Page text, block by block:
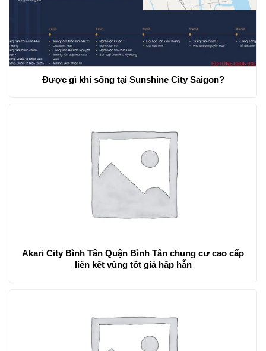
Được gì khi sống tại Sunshine City Saigon?
Akari City Bình Tân Quận Bình Tân chung cư cao cấp
liên kết vùng tốt giá hấp hẫn